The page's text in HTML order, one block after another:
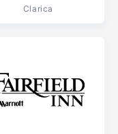
Clarica